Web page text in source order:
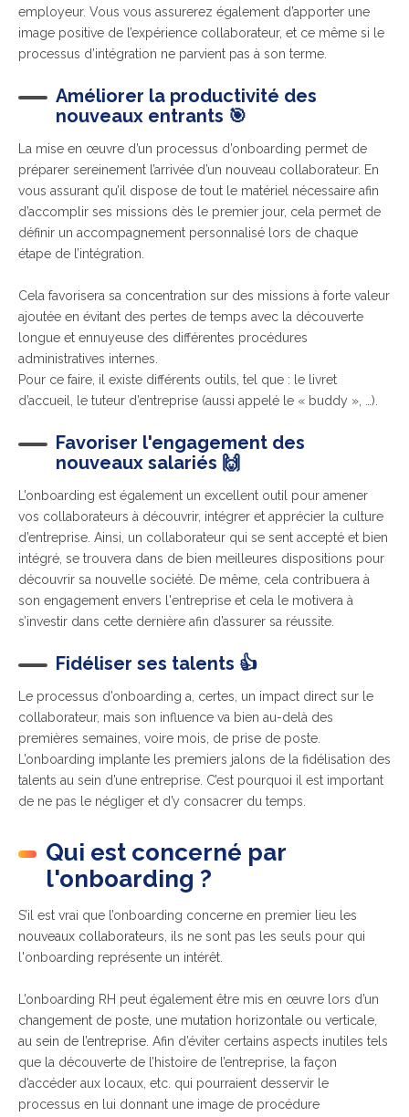
employeur. Vous vous assurerez également d’apporter une
image positive de l’expérience collaborateur, et ce même si le
processus d’intégration ne parvient pas à son terme.
Améliorer la productivité des
nouveaux entrants 🎯
La mise en œuvre d’un processus d’onboarding permet de
préparer sereinement l’arrivée d’un nouveau collaborateur. En
vous assurant qu’il dispose de tout le matériel nécessaire afin
d’accomplir ses missions dès le premier jour, cela permet de
définir un accompagnement personnalisé lors de chaque
étape de l’intégration.
Cela favorisera sa concentration sur des missions à forte valeur
ajoutée en évitant des pertes de temps avec la découverte
longue et ennuyeuse des différentes procédures
administratives internes.
Pour ce faire, il existe différents outils, tel que : le livret
d’accueil, le tuteur d’entreprise (aussi appelé le « buddy », …).
Favoriser l'engagement des
nouveaux salariés 🙌
L’onboarding est également un excellent outil pour amener
vos collaborateurs à découvrir, intégrer et apprécier la culture
d’entreprise. Ainsi, un collaborateur qui se sent accepté et bien
intégré, se trouvera dans de bien meilleures dispositions pour
découvrir sa nouvelle société. De même, cela contribuera à
son engagement envers l'entreprise et cela le motivera à
s’investir dans cette dernière afin d’assurer sa réussite.
Fidéliser ses talents 👍
Le processus d’onboarding a, certes, un impact direct sur le
collaborateur, mais son influence va bien au-delà des
premières semaines, voire mois, de prise de poste.
L’onboarding implante les premiers jalons de la fidélisation des
talents au sein d’une entreprise. C’est pourquoi il est important
de ne pas le négliger et d’y consacrer du temps.
Qui est concerné par
l'onboarding ?
S’il est vrai que l’onboarding concerne en premier lieu les
nouveaux collaborateurs, i ls ne sont pas les seuls pour qui
l'onboarding représente un intérêt.
L’onboarding RH peut également être mis en œuvre lors d’un
changement de poste, une mutation horizontale ou verticale,
au sein de l’entreprise . Afin d’éviter certains aspects inutiles tels
que la découverte de l’histoire de l’entreprise, la façon
d’accéder aux locaux, etc. qui pourraient desservir le
processus en lui donnant une image de procédure